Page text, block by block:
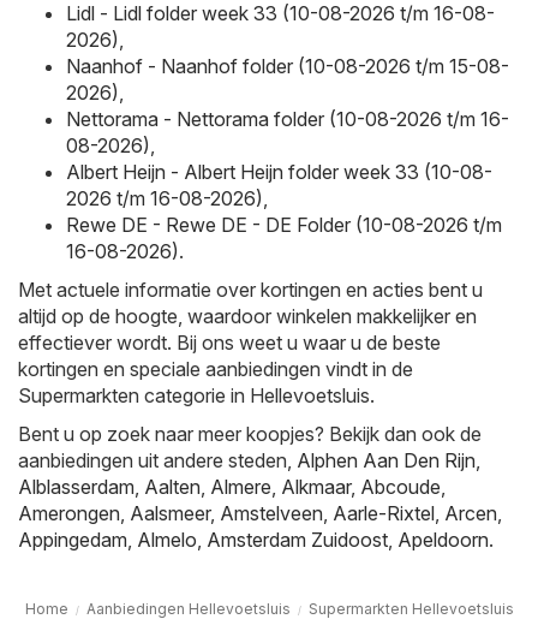
Lidl - Lidl folder week 33 (10-08-2026 t/m 16-08-
2026),
Naanhof - Naanhof folder (10-08-2026 t/m 15-08-
2026),
Nettorama - Nettorama folder (10-08-2026 t/m 16-
08-2026),
Albert Heijn - Albert Heijn folder week 33 (10-08-
2026 t/m 16-08-2026),
Rewe DE - Rewe DE - DE Folder (10-08-2026 t/m
16-08-2026).
Met actuele informatie over kortingen en acties bent u
altijd op de hoogte, waardoor winkelen makkelijker en
effectiever wordt. Bij ons weet u waar u de beste
kortingen en speciale aanbiedingen vindt in de
Supermarkten categorie in Hellevoetsluis.
Bent u op zoek naar meer koopjes? Bekijk dan ook de
aanbiedingen uit andere steden, Alphen Aan Den Rijn,
Alblasserdam, Aalten, Almere, Alkmaar, Abcoude,
Amerongen, Aalsmeer, Amstelveen, Aarle-Rixtel, Arcen,
Appingedam, Almelo, Amsterdam Zuidoost, Apeldoorn.
Home Aanbiedingen Hellevoetsluis Supermarkten Hellevoetsluis